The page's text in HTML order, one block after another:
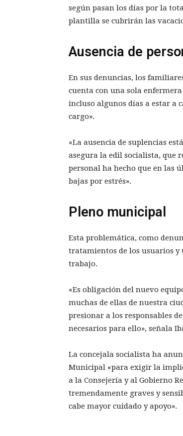
según pasan los días por la
plantilla se cubrirán las
Ausencia de
En sus denuncias, los
cuenta con una sola
incluso algunos días a estar a
cargo».
«La ausencia de suplencias
asegura la edil socialista, que
personal ha hecho que en las
bajas por estrés».
Pleno municipal
Esta problemática, como
tratamientos de los usuarios y
trabajo.
«Es obligación del nuevo
muchas de ellas de nuestra
presionar a los responsables
necesarios para ello», señala
La concejala socialista ha
Municipal «para exigir la
a la Consejería y al Gobierno
tremendamente graves y
cabe mayor cuidado y apoyo».